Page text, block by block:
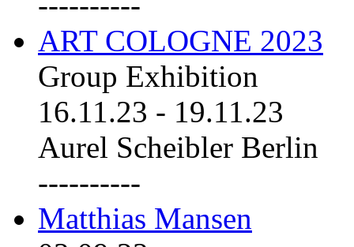
ART COLOGNE 2023
Group Exhibition
16.11.23 - 19.11.23
Aurel Scheibler Berlin
----------
Matthias Mansen